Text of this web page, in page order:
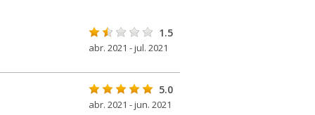
1.5
abr. 2021 - jul. 2021
5.0
abr. 2021 - jun. 2021